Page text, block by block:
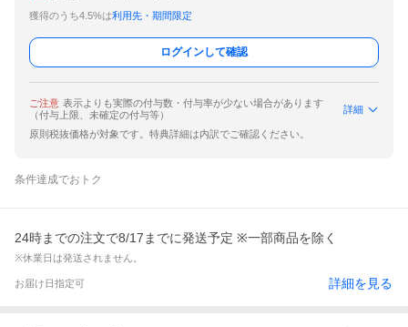
獲得のうち4.5%は利用先・期間限定
ログインして確認
ご注意 表示よりも実際の付与数・付与率が少ない場合があります
（付与上限、未確定の付与等）
詳細
原則税抜価格が対象です。特典詳細は内訳でご確認ください。
条件達成でおトク
24時までの注文で8/17までに発送予定 ※一部商品を除く
※休業日は発送されません。
お届け日指定可 詳細を見る